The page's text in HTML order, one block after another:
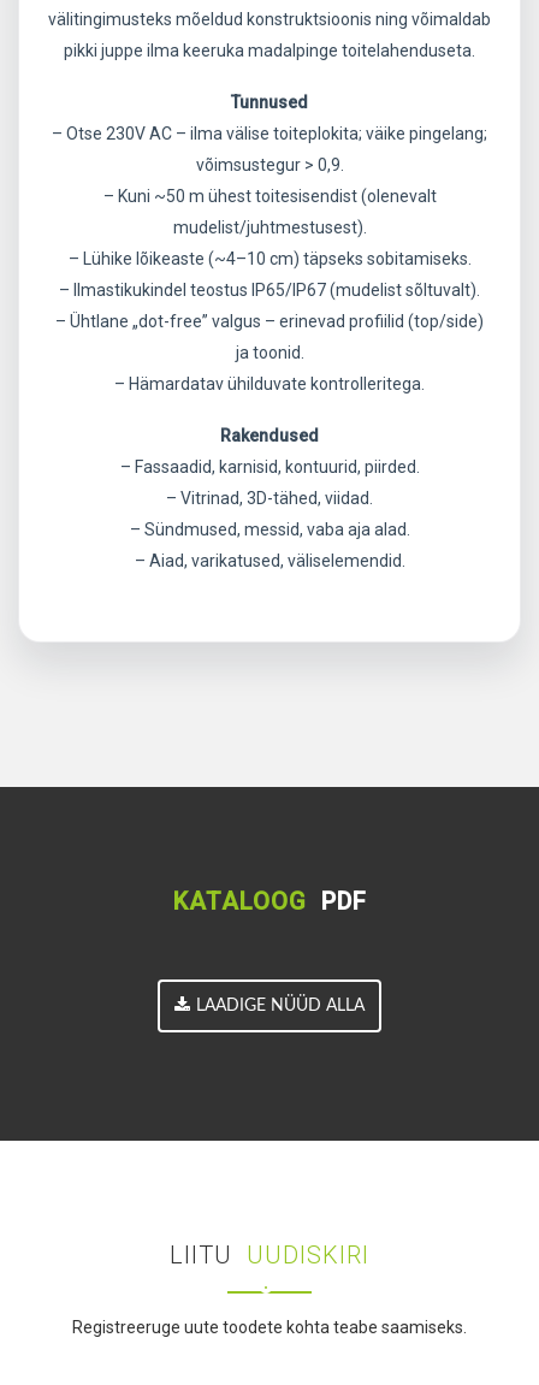
välitingimusteks mõeldud konstruktsioonis ning võimaldab
pikki juppe ilma keeruka madalpinge toitelahenduseta.
Tunnused
– Otse 230V AC – ilma välise toiteplokita; väike pingelang;
võimsustegur > 0,9.
– Kuni ~50 m ühest toitesisendist (olenevalt
mudelist/juhtmestusest).
– Lühike lõikeaste (~4–10 cm) täpseks sobitamiseks.
– Ilmastikukindel teostus IP65/IP67 (mudelist sõltuvalt).
– Ühtlane „dot-free” valgus – erinevad profiilid (top/side)
ja toonid.
– Hämardatav ühilduvate kontrolleritega.
Rakendused
– Fassaadid, karnisid, kontuurid, piirded.
– Vitrinad, 3D-tähed, viidad.
– Sündmused, messid, vaba aja alad.
– Aiad, varikatused, väliselemendid.
KATALOOG PDF
LAADIGE NÜÜD ALLA
LIITU UUDISKIRI
Registreeruge uute toodete kohta teabe saamiseks.